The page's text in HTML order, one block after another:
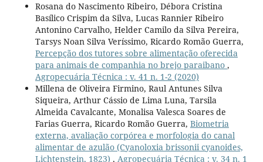
Rosana do Nascimento Ribeiro, Débora Cristina
Basílico Crispim da Silva, Lucas Rannier Ribeiro
Antonino Carvalho, Helder Camilo da Silva Pereira,
Tarsys Noan Silva Veríssimo, Ricardo Romão Guerra,
Percepção dos tutores sobre alimentação oferecida
para animais de companhia no brejo paraibano ,
Agropecuária Técnica : v. 41 n. 1-2 (2020)
Millena de Oliveira Firmino, Raul Antunes Silva
Siqueira, Arthur Cássio de Lima Luna, Tarsila
Almeida Cavalcante, Monalisa Valesca Soares de
Farias Guerra, Ricardo Romão Guerra, Biometria
externa, avaliação corpórea e morfologia do canal
alimentar de azulão (Cyanoloxia brissonii cyanoides,
Lichtenstein, 1823) , Agropecuária Técnica : v. 34 n. 1